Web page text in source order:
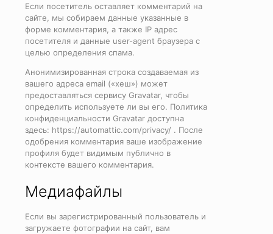
Если посетитель оставляет комментарий на
сайте, мы собираем данные указанные в
форме комментария, а также IP адрес
посетителя и данные user-agent браузера с
целью определения спама.
Анонимизированная строка создаваемая из
вашего адреса email («хеш») может
предоставляться сервису Gravatar, чтобы
определить используете ли вы его. Политика
конфиденциальности Gravatar доступна
здесь: https://automattic.com/privacy/ . После
одобрения комментария ваше изображение
профиля будет видимым публично в
контексте вашего комментария.
Медиафайлы
Если вы зарегистрированный пользователь и
загружаете фотографии на сайт, вам